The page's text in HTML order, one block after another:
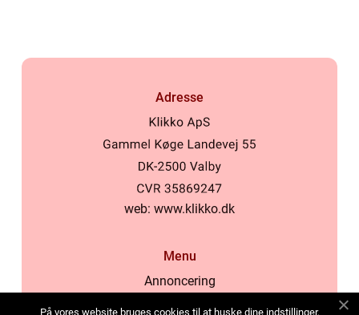
Adresse
web: www.klikko.dk
Menu
Annoncering
På vores website bruges cookies til at huske dine indstillinger,